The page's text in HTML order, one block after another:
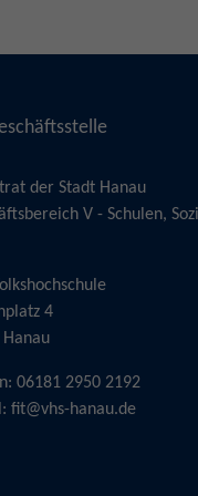
der Stadt Hanau
V - Schulen,
4
06181 2950 2192
fit@vhs-hanau.de